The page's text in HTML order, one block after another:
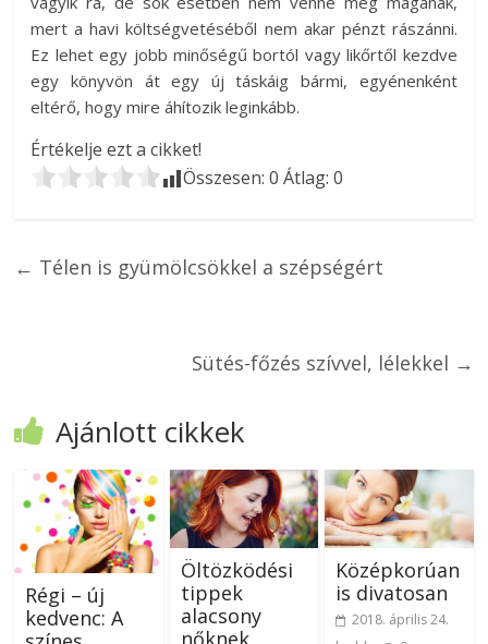
mert a havi költségvetéséből nem akar pénzt rászánni.
Ez lehet egy jobb minőségű bortól vagy likőrtől kezdve
egy könyvön át egy új táskáig bármi, egyénenként
eltérő, hogy mire áhítozik leginkább.
Értékelje ezt a cikket!
Összesen:0 Átlag:0
← Télen is gyümölcsökkel a szépségért
Sütés-főzés szívvel, lélekkel →
Ajánlott cikkek
Régi – új
kedvenc: A
Öltözködési
tippek
alacsony
nőknek
Középkorúan
is divatosan
2018. április 24.